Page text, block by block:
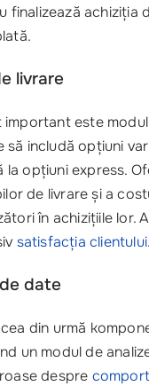
finalizează achiziția
livrare
important este
să includă opțiuni
la opțiuni express.
de livrare și a
în achizițiile lor.
satisfacția clientului.
date
din urmă
un modul de
despre